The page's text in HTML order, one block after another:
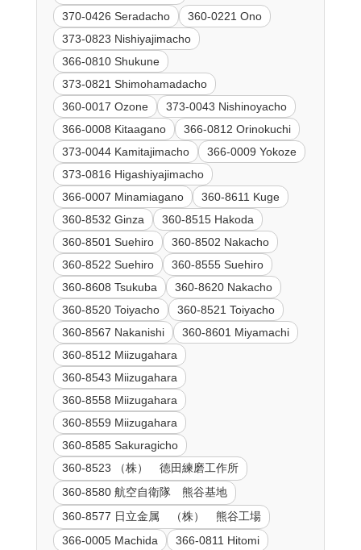
370-0426 Seradacho
360-0221 Ono
373-0823 Nishiyajimacho
366-0810 Shukune
373-0821 Shimohamadacho
360-0017 Ozone
373-0043 Nishinoyacho
366-0008 Kitaagano
366-0812 Orinokuchi
373-0044 Kamitajimacho
366-0009 Yokoze
373-0816 Higashiyajimacho
366-0007 Minamiagano
360-8611 Kuge
360-8532 Ginza
360-8515 Hakoda
360-8501 Suehiro
360-8502 Nakacho
360-8522 Suehiro
360-8555 Suehiro
360-8608 Tsukuba
360-8620 Nakacho
360-8520 Toiyacho
360-8521 Toiyacho
360-8567 Nakanishi
360-8601 Miyamachi
360-8512 Miizugahara
360-8543 Miizugahara
360-8558 Miizugahara
360-8559 Miizugahara
360-8585 Sakuragicho
360-8523 （株） 徳田練磨工作所
360-8580 航空自衛隊 熊谷基地
360-8577 日立金属 （株） 熊谷工場
366-0005 Machida
366-0811 Hitomi